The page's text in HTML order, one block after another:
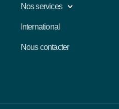
Nos services
International
Nous contacter